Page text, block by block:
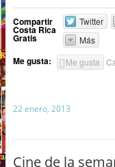
Compartir
Costa Rica
Gratis
Twitter
Más
Me gusta: Me gusta
22 enero, 2013
Cine de la